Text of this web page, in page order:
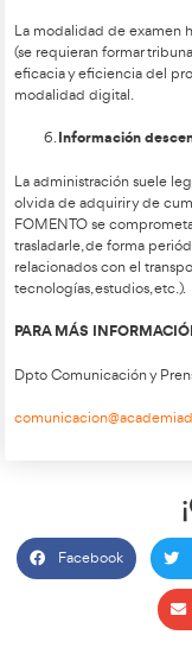
tenido en cuenta en
opción de futuro,
necesidades de los
modalidad de
coste y, lo más
facilitan el
aprendizaje digital
calidad.
En un avance de
Internacional del
Un 87,5% de
Un 82%
formación en
de
Los